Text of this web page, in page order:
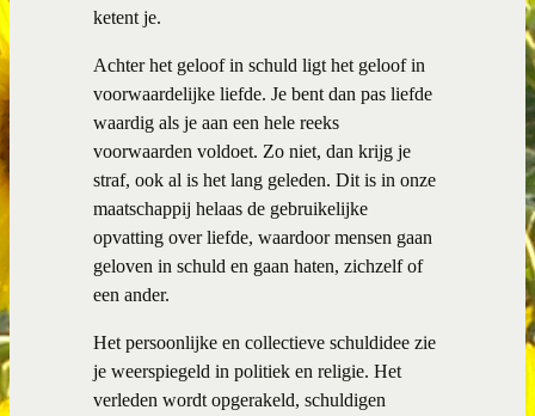
ketent je.
Achter het geloof in schuld ligt het geloof in
voorwaardelijke liefde. Je bent dan pas liefde
waardig als je aan een hele reeks
voorwaarden voldoet. Zo niet, dan krijg je
straf, ook al is het lang geleden. Dit is in onze
maatschappij helaas de gebruikelijke
opvatting over liefde, waardoor mensen gaan
geloven in schuld en gaan haten, zichzelf of
een ander.
Het persoonlijke en collectieve schuldidee zie
je weerspiegeld in politiek en religie. Het
verleden wordt opgerakeld, schuldigen